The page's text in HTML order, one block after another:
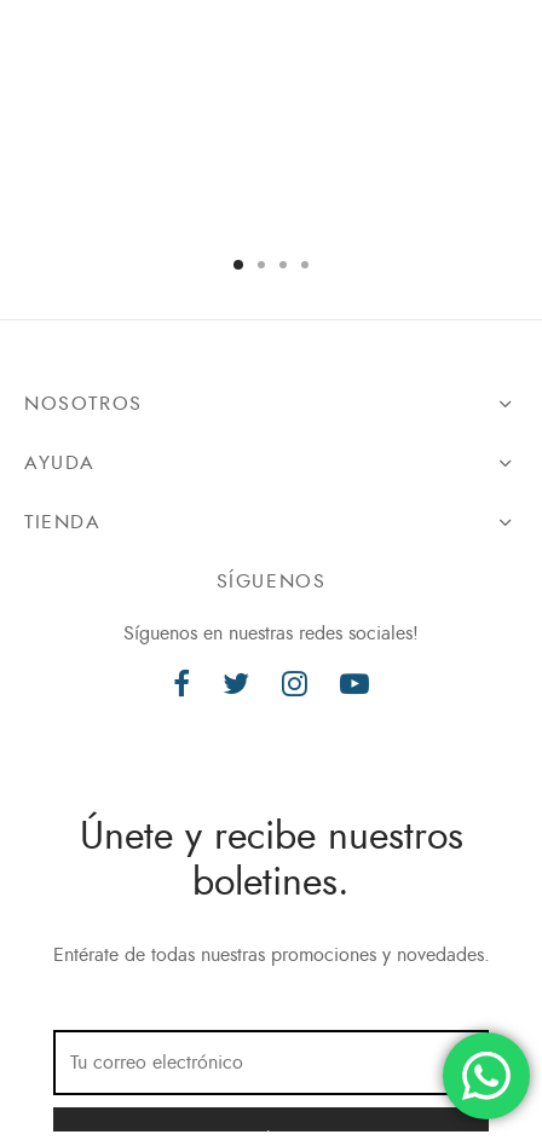
NOSOTROS
AYUDA
TIENDA
SÍGUENOS
Síguenos en nuestras redes sociales!
Únete y recibe nuestros
boletines.
Entérate de todas nuestras promociones y novedades.